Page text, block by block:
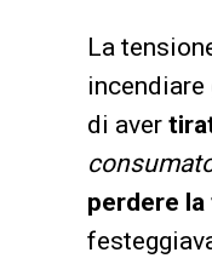
La
di aver
perdere